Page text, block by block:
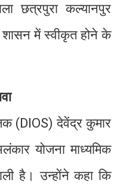
छत्रपुरा कल्यानपुर
शासन में स्वीकृत होने के
(DIOS) देवेंद्र कुमार
योजना माध्यमिक
है। उन्होंने कहा कि